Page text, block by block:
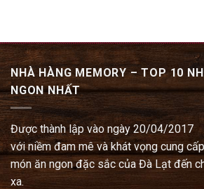
NHÀ HÀNG MEMORY – TOP 10
NGON NHẤT
Được thành lập vào ngày 20/04/2017
với niềm đam mê và khát vọng cung
món ăn ngon đặc sắc của Đà Lạt đến
xa.